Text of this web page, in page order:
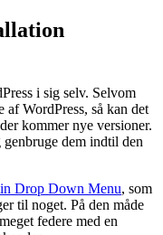
i sig selv. Selvom
af WordPress, så kan det
kommer nye versioner.
dem indtil den
Drop Down Menu, som
til noget. På den måde
federe med en